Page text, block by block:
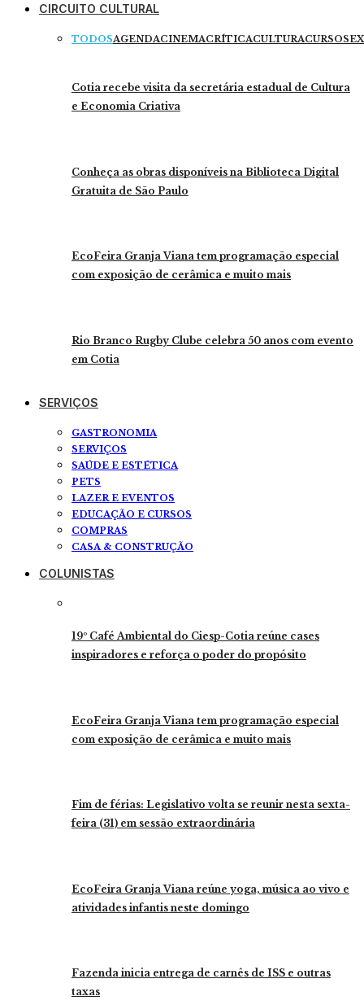
CIRCUITO CULTURAL
TODOSAGENDACINEMACRÍTICACULTURACURSOS
Cotia recebe visita da secretária estadual de Cultura
e Economia Criativa
Conheça as obras disponíveis na Biblioteca Digital
Gratuita de São Paulo
EcoFeira Granja Viana tem programação especial
com exposição de cerâmica e muito mais
Rio Branco Rugby Clube celebra 50 anos com evento
em Cotia
SERVIÇOS
GASTRONOMIA
SERVIÇOS
SAÚDE E ESTÉTICA
PETS
LAZER E EVENTOS
EDUCAÇÃO E CURSOS
COMPRAS
CASA & CONSTRUÇÃO
COLUNISTAS
19º Café Ambiental do Ciesp-Cotia reúne cases
inspiradores e reforça o poder do propósito
EcoFeira Granja Viana tem programação especial
com exposição de cerâmica e muito mais
Fim de férias: Legislativo volta se reunir nesta sexta-
feira (31) em sessão extraordinária
EcoFeira Granja Viana reúne yoga, música ao vivo e
atividades infantis neste domingo
Fazenda inicia entrega de carnês de ISS e outras
taxas